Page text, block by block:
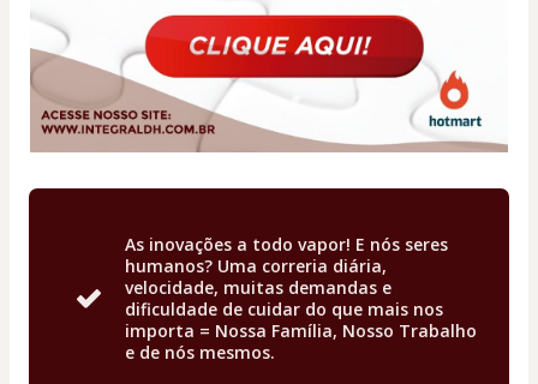
As inovações a todo vapor! E nós seres
humanos? Uma correria diária,
velocidade, muitas demandas e
dificuldade de cuidar do que mais nos
importa = Nossa Família, Nosso Trabalho
e de nós mesmos.